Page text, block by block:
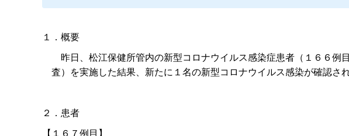
１．概要
昨日、松江保健所管内の新型コロナウイルス感染症患者（１６６
査）を実施した結果、新たに１名の新型コロナウイルス感染が確認され
２．患者
【１６７例目】